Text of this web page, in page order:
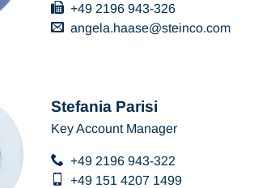
+49 2196 943-326
angela.haase
steinco com
Stefania Parisi
Key Account Manager
+49 2196 943-322
+49 151 4207 1499